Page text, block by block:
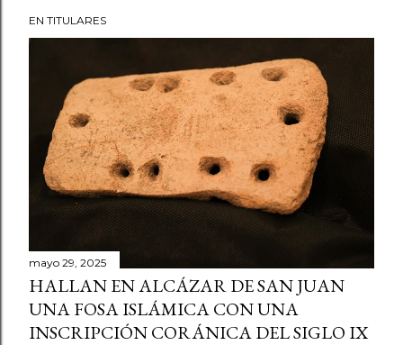
EN TITULARES
mayo 29, 2025
HALLAN EN ALCÁZAR DE SAN JUAN
UNA FOSA ISLÁMICA CON UNA
INSCRIPCIÓN CORÁNICA DEL SIGLO IX